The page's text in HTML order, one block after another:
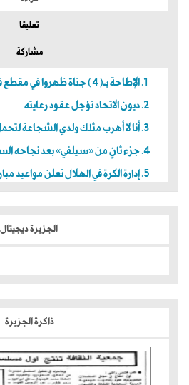
تعليقا
مشاركة
الإطاحة بـ(4) جناة ظهروا في مقطع فيديو يعتدون على
ديون الاتحاد تؤجل عقود رعايته
أنا لا أهرب مثلك ولدي الشجاعة
جزء ثانٍ من «سيلفي» بعد نجاحه
إدارة الكرة في الهلال تعلن مواعيد
الجزيرة ديجيتال
ذاكرة الجزيرة